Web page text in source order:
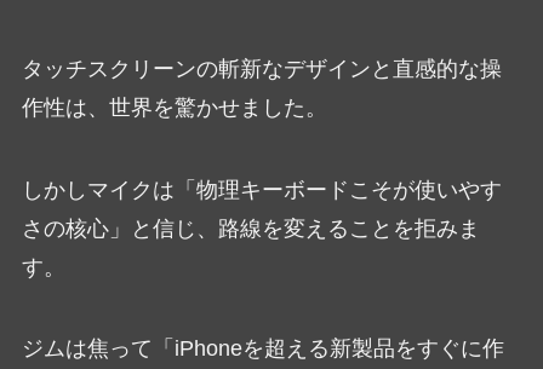
タッチスクリーンの斬新なデザインと直感的な操
作性は、世界を驚かせました。
しかしマイクは「物理キーボードこそが使いやす
さの核心」と信じ、路線を変えることを拒みま
す。
ジムは焦って「iPhoneを超える新製品をすぐに作